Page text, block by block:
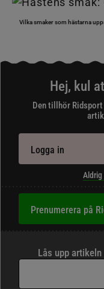
Vilka smaker som hästarna
Hej, kul
Den tillhör
Logga in
Prenumerera på